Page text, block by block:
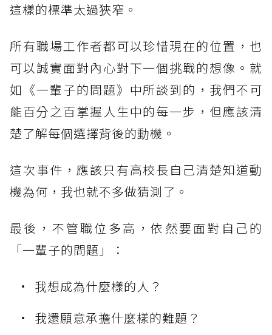
這樣的標準太過狹窄。
所有職場工作者都可以珍惜現在的位置，也
可以誠實面對內心對下一個挑戰的想像。就
如《一輩子的問題》中所談到的，我們不可
能百分之百掌握人生中的每一步，但應該清
楚了解每個選擇背後的動機。
這次事件，應該只有高校長自己清楚知道動
機為何，我也就不多做猜測了。
最後，不管職位多高，依然要面對自己的
「一輩子的問題」：
我想成為什麼樣的人？
我還願意承擔什麼樣的難題？